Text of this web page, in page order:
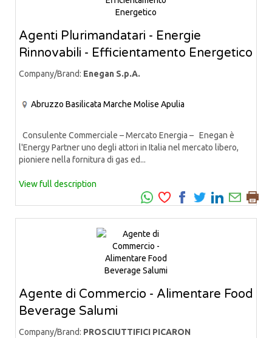
Agenti Plurimandatari - Energie
Rinnovabili - Efficientamento Energetico
Company/Brand: Enegan S.p.A.
Abruzzo Basilicata Marche Molise Apulia
Consulente Commerciale – Mercato Energia – Enegan è
l'Energy Partner uno degli attori in Italia nel mercato libero,
pioniere nella fornitura di gas ed...
View full description
Agente di Commercio - Alimentare Food
Beverage Salumi
Company/Brand: PROSCIUTTIFICI PICARON